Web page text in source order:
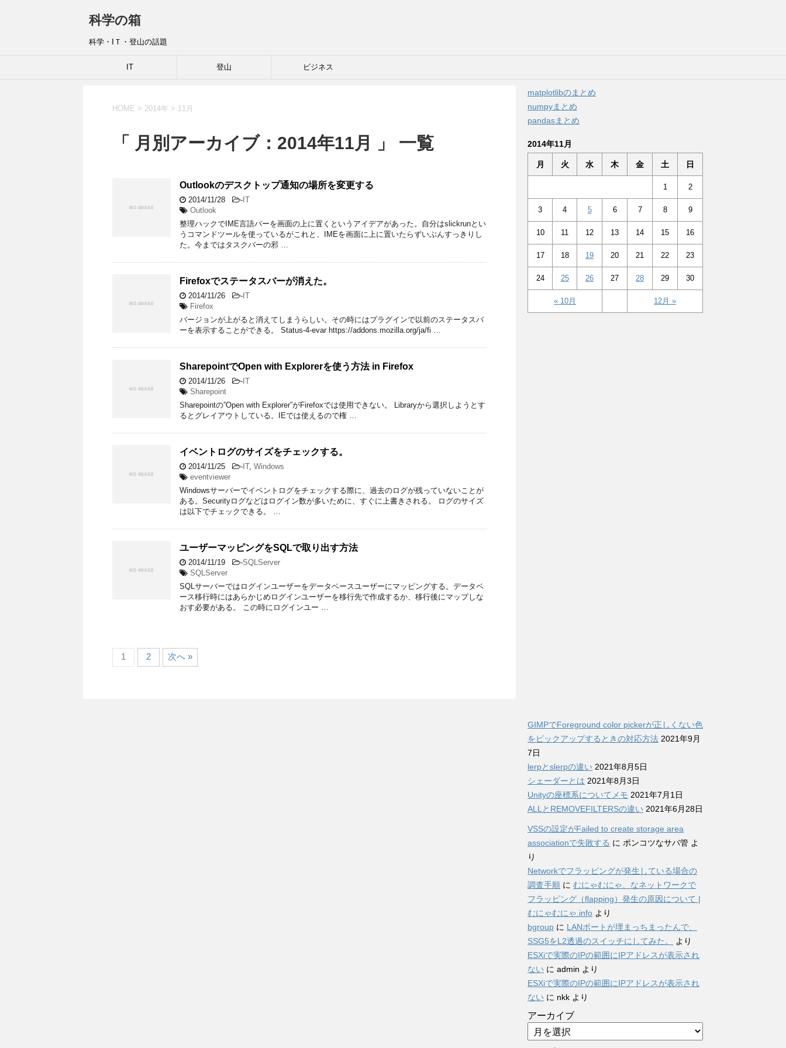
科学の箱
科学・IＴ・登山の話題
IT 登山 ビジネス
HOME > 2014年 > 11月
「 月別アーカイブ：2014年11月 」 一覧
Outlookのデスクトップ通知の場所を変更する
2014/11/28 - IT
Outlook
整理ハックでIME言語バーを画面の上に置くというアイデアがあった。自分はslickrunとい
うコマンドツールを使っているがこれと、IMEを画面に上に置いたらずいぶんすっきりし
た。今まではタスクバーの邪 …
Firefoxでステータスバーが消えた。
2014/11/26 - IT
Firefox
バージョンが上がると消えてしまうらしい。その時にはプラグインで以前のステータスバ
ーを表示することができる。 Status-4-evar https://addons.mozilla.org/ja/fi …
SharepointでOpen with Explorerを使う方法 in Firefox
2014/11/26 - IT
Sharepoint
Sharepointの”Open with Explorer”がFirefoxでは使用できない。 Libraryから選択しようとす
るとグレイアウトしている。IEでは使えるので権 …
イベントログのサイズをチェックする。
2014/11/25 - IT, Windows
eventviewer
Windowsサーバーでイベントログをチェックする際に、過去のログが残っていないことが
ある。Securityログなどはログイン数が多いために、すぐに上書きされる。 ログのサイズ
は以下でチェックできる。 …
ユーザーマッピングをSQLで取り出す方法
2014/11/19 -SQLServer
SQLServer
SQLサーバーではログインユーザーをデータベースユーザーにマッピングする。データベ
ース移行時にはあらかじめログインユーザーを移行先で作成するか、移行後にマップしな
おす必要がある。 この時にログインユー …
1 2 次へ »
matplotlibのまとめ
numpyまとめ
pandasまとめ
2014年11月
月 火 水 木 金 土 日
« 10月 12月 »
1 2
3 4 5 6 7 8 9
10 11 12 13 14 15 16
17 18 19 20 21 22 23
24 25 26 27 28 29 30
GIMPでForeground color pickerが正しくない色
をピックアップするときの対応方法 2021年9月
7日
lerpとslerpの違い 2021年8月5日
シェーダーとは 2021年8月3日
Unityの座標系についてメモ 2021年7月1日
ALLとREMOVEFILTERSの違い 2021年6月28日
VSSの設定がFailed to create storage area
associationで失敗する に ポンコツなサバ管 よ
り
Networkでフラッピングが発生している場合の
調査手順 に むにゃむにゃ、なネットワークで
フラッピング（flapping）発生の原因について |
むにゃむにゃ.info より
bgroup に LANポートが埋まっちまったんで、
SSG5をL2透過のスイッチにしてみた。
より
ESXiで実際のIPの範囲にIPアドレスが表示され
ない に admin より
ESXiで実際のIPの範囲にIPアドレスが表示され
ない に nkk より
アーカイブ